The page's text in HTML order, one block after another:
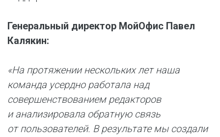
Генеральный директор МойОфис Павел
Калякин:
«На протяжении нескольких лет наша
команда усердно работала над
совершенствованием редакторов
и анализировала обратную связь
от пользователей. В результате мы создали